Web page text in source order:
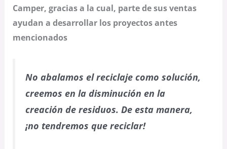
Camper, gracias a la cual, parte de sus ventas
ayudan a desarrollar los proyectos antes
mencionados
No abalamos el reciclaje como solución,
creemos en la disminución en la
creación de residuos. De esta manera,
¡no tendremos que reciclar!